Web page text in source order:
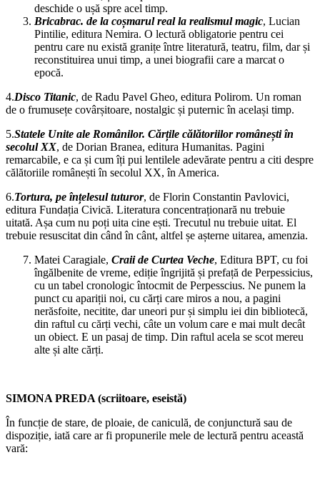
deschide o ușă spre acel timp.
Bricabrac. de la coșmarul real la realismul magic, Lucian
Pintilie, editura Nemira. O lectură obligatorie pentru cei
pentru care nu există granițe între literatură, teatru, film, dar și
reconstituirea unui timp, a unei biografii care a marcat o
epocă.
4.Disco Titanic, de Radu Pavel Gheo, editura Polirom. Un roman
de o frumusețe covârșitoare, nostalgic și puternic în același timp.
5.Statele Unite ale Românilor. Cărțile călătoriilor românești în
secolul XX, de Dorian Branea, editura Humanitas. Pagini
remarcabile, e ca și cum îți pui lentilele adevărate pentru a citi despre
călătoriile românești în secolul XX, în America.
6.Tortura, pe înțelesul tuturor, de Florin Constantin Pavlovici,
editura Fundația Civică. Literatura concentraționară nu trebuie
uitată. Așa cum nu poți uita cine ești. Trecutul nu trebuie uitat. El
trebuie resuscitat din când în cânt, altfel șe așterne uitarea, amenzia.
Matei Caragiale, Craii de Curtea Veche, Editura BPT, cu foi
îngălbenite de vreme, ediție îngrijită și prefață de Perpessicius,
cu un tabel cronologic întocmit de Perpesscius. Ne punem la
punct cu apariții noi, cu cărți care miros a nou, a pagini
nerăsfoite, necitite, dar uneori pur și simplu iei din bibliotecă,
din raftul cu cărți vechi, câte un volum care e mai mult decât
un obiect. E un pasaj de timp. Din raftul acela se scot mereu
alte și alte cărți.
SIMONA PREDA (scriitoare, eseistă)
În funcție de stare, de ploaie, de caniculă, de conjunctură sau de
dispoziție, iată care ar fi propunerile mele de lectură pentru această
vară: